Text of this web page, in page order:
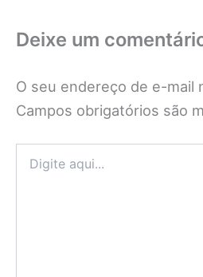
Deixe um
O seu endereço de e-mail
Campos obrigatórios são
aqui...